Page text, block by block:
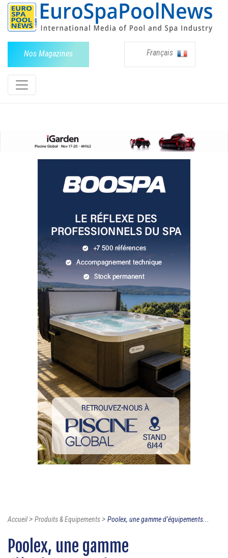
Nos Magazines Français
Accueil> Produits & Equipements> Poolex, une gamme d’équipements...
Poolex, une gamme